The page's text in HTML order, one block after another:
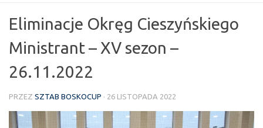
Eliminacje Okręg Cieszyńskiego
Ministrant – XV sezon –
26.11.2022
PRZEZ SZTAB BOSKOCUP · 26 LISTOPADA 2022